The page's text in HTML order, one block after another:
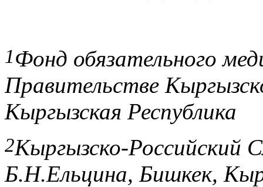
1Фонд обязательного
Правительстве
Кыргызская Республика
2Кыргызско-Российский
Б.Н.Ельцина, Бишкек,